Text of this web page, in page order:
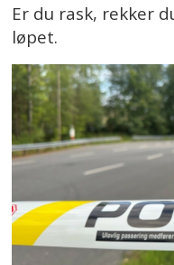
Er du rask, rekker
løpet.